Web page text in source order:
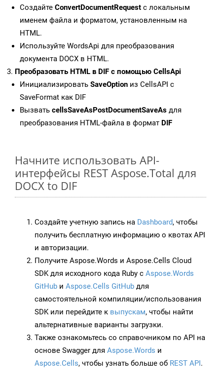
Создайте ConvertDocumentRequest с локальным
именем файла и форматом, установленным на
HTML.
Используйте WordsApi для преобразования
документа DOCX в HTML.
Преобразовать HTML в DIF с помощью CellsApi
Инициализировать SaveOption из CellsAPI с
SaveFormat как DIF
Вызвать cellsSaveAsPostDocumentSaveAs для
преобразования HTML-файла в формат DIF
Начните использовать API-
интерфейсы REST Aspose.Total для
DOCX to DIF
Создайте учетную запись на Dashboard, чтобы
получить бесплатную информацию о квотах API
и авторизации.
Получите Aspose.Words и Aspose.Cells Cloud
SDK для исходного кода Ruby с Aspose.Words
GitHub и Aspose.Cells GitHub для
самостоятельной компиляции/использования
SDK или перейдите к выпускам, чтобы найти
альтернативные варианты загрузки.
Также ознакомьтесь со справочником по API на
основе Swagger для Aspose.Words и
Aspose.Cells, чтобы узнать больше об REST API.